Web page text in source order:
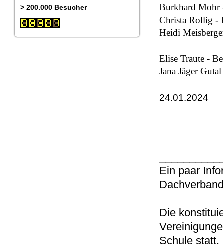
> 200.000 Besucher
Burkhard Mohr
Christa Rollig -
Heidi
Elise Traute -
Jana Jäger
24.01.2024
Ein paar
Die
Schule statt.